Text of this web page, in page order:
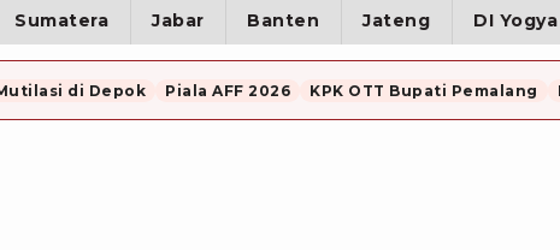
Sumatera Jabar Banten Jateng DI Yogya
di Depok Piala AFF 2026 KPK OTT Bupati Pemalang